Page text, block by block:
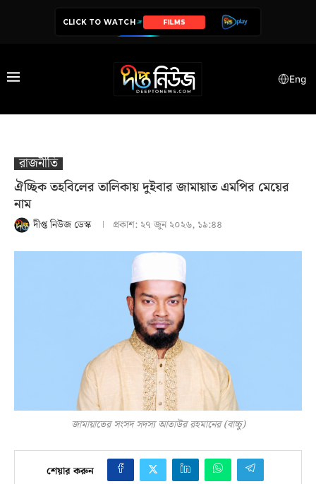
CLICK TO WATCH SERIES
Eng
রাজনীতি
ঐচ্ছিক তহবিলের তালিকায় দুইবার জামায়াত এমপির মেয়ের
নাম
দীপ্ত নিউজ ডেস্ক প্রকাশ: ২৭ জুন ২০২৬, ১৯:৪৪
জামায়াতের সংসদ সদস্য আতাউর রহমানের (বাচ্চু)
শেয়ার করুন